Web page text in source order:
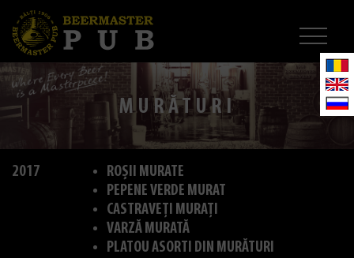
MURĂTURI
2017
ROȘII MURATE
PEPENE VERDE MURAT
CASTRAVEȚI MURAȚI
VARZĂ MURATĂ
PLATOU ASORTI DIN MURĂTURI